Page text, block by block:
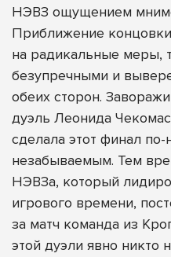
НЭВЗ ощущением
Приближение
на радикальные меры,
безупречными и
обеих сторон.
дуэль Леонида
сделала этот финал
незабываемым. Тем
НЭВЗа, который
игрового времени,
за матч команда из
этой дуэли явно никто